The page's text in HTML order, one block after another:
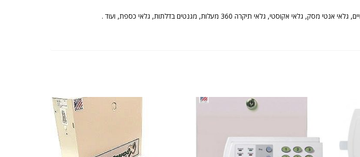
גלאי תיקרה 360 מעלות, מגנטים בדלתות, גלאי כספת, ועוד .